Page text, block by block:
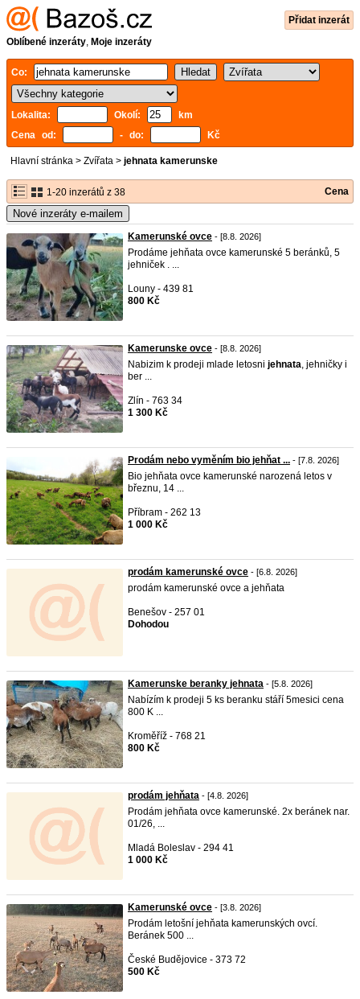
Přidat inzerát
Oblíbené inzeráty, Moje inzeráty
Co:
Lokalita: Okolí:
km
Cena od:
- do: Kč
Hlavní stránka > Zvířata > jehnata kamerunske
1-20 inzerátů z 38 Cena
Nové inzeráty e-mailem
Kamerunské ovce - [8.8. 2026]
Prodáme jehňata ovce kamerunské 5 beránků, 5
jehniček . ...
Louny - 439 81
800 Kč
Kamerunske ovce - [8.8. 2026]
Nabizim k prodeji mlade letosni jehnata, jehničky i
ber ...
Zlín - 763 34
1 300 Kč
Prodám nebo vyměním bio jehňat ... - [7.8. 2026]
Bio jehňata ovce kamerunské narozená letos v
březnu, 14 ...
Příbram - 262 13
1 000 Kč
prodám kamerunské ovce - [6.8. 2026]
prodám kamerunské ovce a jehňata
Benešov - 257 01
Dohodou
Kamerunske beranky jehnata - [5.8. 2026]
Nabízím k prodeji 5 ks beranku stáří 5mesici cena
800 K ...
Kroměříž - 768 21
800 Kč
prodám jehňata - [4.8. 2026]
Prodám jehňata ovce kamerunské. 2x beránek nar.
01/26, ...
Mladá Boleslav - 294 41
1 000 Kč
Kamerunské ovce - [3.8. 2026]
Prodám letošní jehňata kamerunských ovcí.
Beránek 500 ...
České Budějovice - 373 72
500 Kč